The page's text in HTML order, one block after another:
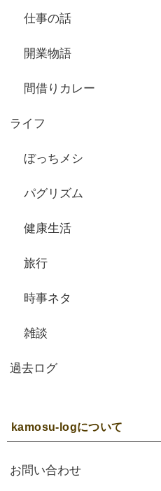
仕事の話
開業物語
間借りカレー
ライフ
ぼっちメシ
パグリズム
健康生活
旅行
時事ネタ
雑談
過去ログ
kamosu-logについて
お問い合わせ